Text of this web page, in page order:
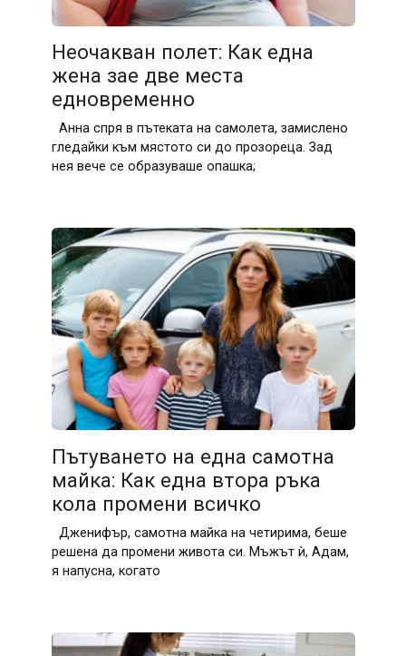
Неочакван полет: Как една
жена зае две места
едновременно
Анна спря в пътеката на самолета, замислено
гледайки към мястото си до прозореца. Зад
нея вече се образуваше опашка;
Пътуването на една самотна
майка: Как една втора ръка
кола промени всичко
Дженифър, самотна майка на четирима, беше
решена да промени живота си. Мъжът ѝ, Адам,
я напусна, когато